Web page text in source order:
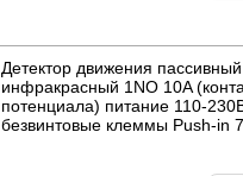
Детектор движения пассивный
инфракрасный 1NO 10A
потенциала) питание 110-
безвинтовые клеммы Push-in